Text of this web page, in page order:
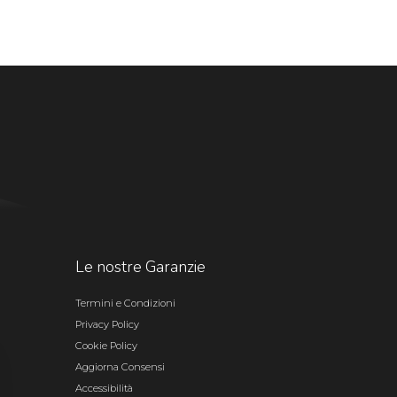
Le nostre Garanzie
Termini e Condizioni
Privacy Policy
Cookie Policy
Aggiorna Consensi
Accessibilità